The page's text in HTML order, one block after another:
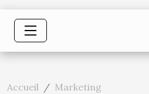
Accueil
Marketing